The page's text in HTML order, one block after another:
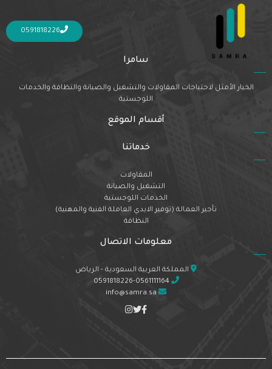
0591818226
Nothing Found
It seems we can’t find what you’re looking for. Perhaps searching can help.
سامرا
الخيار الأمثل لاحتياجات المقاولات والتشغيل والصيانة والنظافة والخدمات
اللوجستية
أقسام الموقع
خدماتنا
المقاولات
التشغيل والصيانة
الخدمات اللوجستية
تأجير العمالة (توفير الايدي العاملة الفنية والمهنية)
النظافة
معلومات الاتصال
المملكة العربية السعودية - الرياض
0591818226-0561111164
info@samra.sa